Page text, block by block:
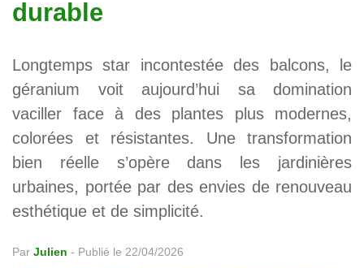
durable
Longtemps star incontestée des balcons, le
géranium voit aujourd’hui sa domination
vaciller face à des plantes plus modernes,
colorées et résistantes. Une transformation
bien réelle s’opère dans les jardinières
urbaines, portée par des envies de renouveau
esthétique et de simplicité.
Par Julien - Publié le 22/04/2026